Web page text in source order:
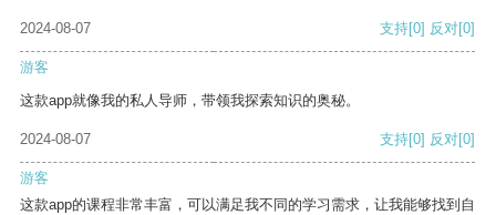
2024-08-07 支持[0] 反对[0]
游客
这款app就像我的私人导师，带领我探索知识的奥秘。
2024-08-07 支持[0] 反对[0]
游客
这款app的课程非常丰富，可以满足我不同的学习需求，让我能够找到自